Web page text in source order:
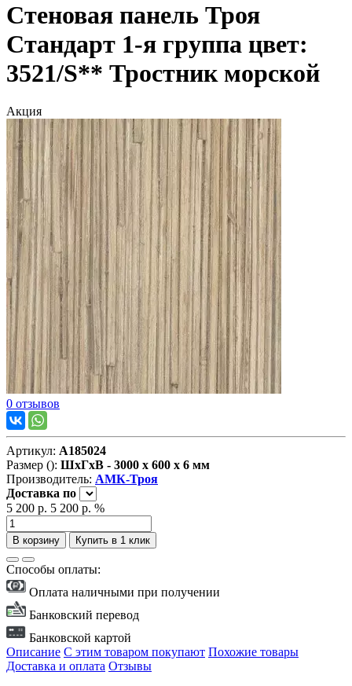
Стеновая панель Троя
Стандарт 1-я группа цвет:
3521/S** Тростник морской
Акция
0 отзывов
Артикул: А185024
Размер (): ШxГxВ - 3000 x 600 x 6 мм
Производитель: АМК-Троя
Доставка по
5 200 р. 5 200 р. %
В корзину Купить в 1 клик
Способы оплаты:
Оплата наличными при получении
Банковский перевод
Банковской картой
Описание С этим товаром покупают Похожие товары
Доставка и оплата Отзывы